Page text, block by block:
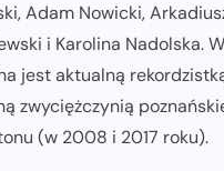
Adam Nowicki,
i Karolina Nadolska.
jest aktualną
zwyciężczynią
(w 2008 i 2017 roku).